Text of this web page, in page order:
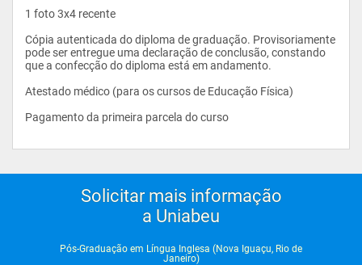
1 foto 3x4 recente
Cópia autenticada do diploma de graduação. Provisoriamente
pode ser entregue uma declaração de conclusão, constando
que a confecção do diploma está em andamento.
Atestado médico (para os cursos de Educação Física)
Pagamento da primeira parcela do curso
Solicitar mais informação
a Uniabeu
Pós-Graduação em Língua Inglesa (Nova Iguaçu, Rio de
Janeiro)